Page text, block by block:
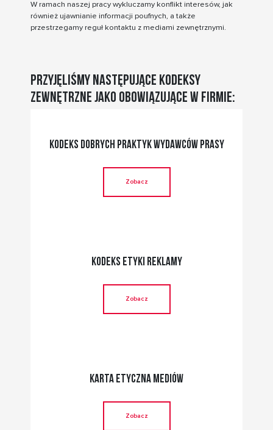
W ramach naszej pracy wykluczamy konflikt interesów, jak
również ujawnianie informacji poufnych, a także
przestrzegamy reguł kontaktu z mediami zewnętrznymi.
Przyjęliśmy następujące kodeksy
zewnętrzne jako obowiązujące w firmie:
Kodeks dobrych praktyk wydawców prasy
Zobacz
Kodeks etyki reklamy
Zobacz
Karta etyczna mediów
Zobacz